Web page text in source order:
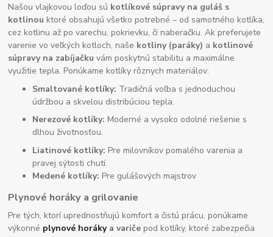
Našou vlajkovou loďou sú kotlíkové súpravy na guláš s
kotlinou ktoré obsahujú všetko potrebné – od samotného kotlíka,
cez kotlinu až po varechu, pokrievku, či naberačku. Ak preferujete
varenie vo veľkých kotloch, naše kotliny (paráky) a kotlinové
súpravy na zabíjačku vám poskytnú stabilitu a maximálne
využitie tepla. Ponúkame kotlíky rôznych materiálov:
Smaltované kotlíky: Tradičná voľba s jednoduchou
údržbou a skvelou distribúciou tepla.
Nerezové kotlíky: Moderné a vysoko odolné riešenie s
dlhou životnosťou.
Liatinové kotlíky: Pre milovníkov pomalého varenia a
pravej sýtosti chutí.
Medené kotlíky: Pre gulášových majstrov
Plynové horáky a grilovanie
Pre tých, ktorí uprednostňujú komfort a čistú prácu, ponúkame
výkonné plynové horákya variče pod kotlíky, ktoré zabezpečia